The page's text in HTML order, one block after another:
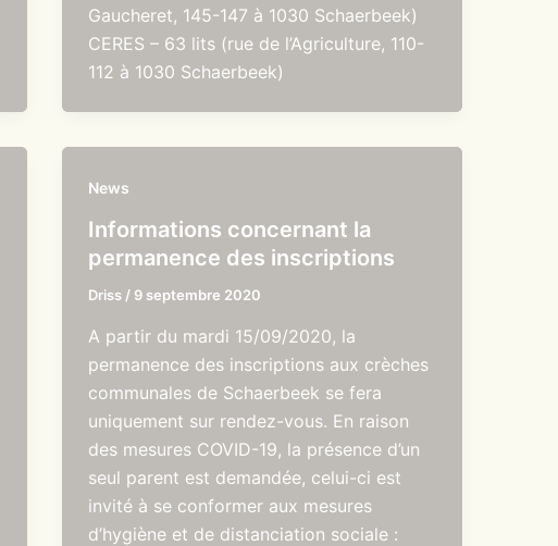
Gaucheret, 145-147 à 1030 Schaerbeek)
CERES – 63 lits (rue de l’Agriculture, 110-
112 à 1030 Schaerbeek)
News
Informations concernant la
permanence des inscriptions
Driss / 9 septembre 2020
A partir du mardi 15/09/2020, la
permanence des inscriptions aux crèches
communales de Schaerbeek se fera
uniquement sur rendez-vous. En raison
des mesures COVID-19, la présence d’un
seul parent est demandée, celui-ci est
invité à se conformer aux mesures
d’hygiène et de distanciation sociale :